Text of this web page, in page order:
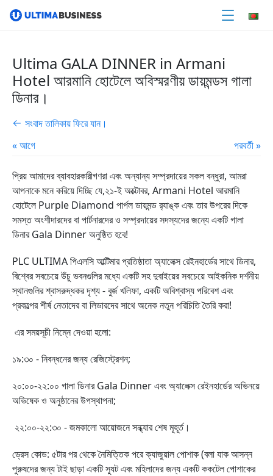
Ultima GALA DINNER in Armani
Hotel আরমানি হোটেলে অবিস্মরণীয় ডায়মন্ডস গালা
ডিনার।
সংবাদ তালিকায় ফিরে যান।
« আগে
পরবর্তী »
প্রিয় আমাদের ব্যাবহারকারীগণরা এবং অন্যান্য সম্প্রদায়ের সকল বন্ধুরা, আমরা
আপনাকে মনে করিয়ে দিচ্ছি যে,২১-ই অক্টোবর, Armani Hotel আরমানি
হোটেলে Purple Diamond পার্পল ডায়মন্ড র‍্যাঙ্ক এবং তার উপরের দিকে
সমস্ত অংশীদারদের বা পার্টনারদের ও সম্প্রদায়ের সদস্যদের জন্যে একটি গালা
ডিনার Gala Dinner অনুষ্ঠিত হবে!
PLC ULTIMA পিএলসি আল্টিমার প্রতিষ্ঠাতা অ্যালেক্স রেইনহার্ডের সাথে ডিনার,
বিশ্বের সবচেয়ে উঁচু ভবনগুলির মধ্যে একটি সহ দুবাইয়ের সবচেয়ে আইকনিক দর্শনীয়
স্থানগুলির শ্বাসরুদ্ধকর দৃশ্য - বুর্জ খলিফা, একটি অবিশ্বাস্য পরিবেশ এবং
প্রকল্পের শীর্ষ নেতাদের বা লিডারদের সাথে অনেক নতুন পরিচিতি তৈরি করা!
এর সময়সূচী নিম্নে দেওয়া হলো:
১৯:৩০ - নিবন্ধনের জন্য রেজিস্ট্রেশন;
২০:০০-২২:০০ গালা ডিনার Gala Dinner এবং অ্যালেক্স রেইনহার্ডের অভিনয়ে
অভিষেক ও অনুষ্ঠানের উপস্থাপনা;
২২:০০-২২:৩০ - জমকালো আয়োজনে সন্ধ্যার শেষ মূহূর্ত।
ড্রেস কোড: ৫টার পর থেকে নৈমিত্তিক পরে ক্যাজুয়াল পোশাক (বলা যাক আসন্ন
পুরুষদের জন্য টাই ছাড়া একটি স্যুট এবং মহিলাদের জন্য একটি ককটেল পোশাকের